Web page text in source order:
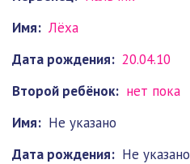
Имя: Лёха
Дата рождения: 20.04.10
Второй ребёнок: нет пока
Имя: Не указано
Дата рождения: Не указано